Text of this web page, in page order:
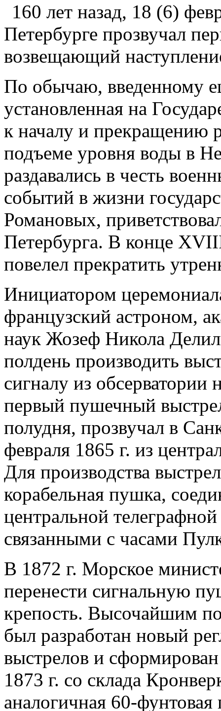
160 лет назад, 18 (6)
Петербурге прозвучал
возвещающий
По обычаю, введенному
установленная на
к началу и прекращению
подъеме уровня воды в
раздавались в честь
событий в жизни
Романовых,
Петербурга. В конце
повелел прекратить
Инициатором
французский астроном,
наук Жозеф Никола
полдень производить
сигналу из
первый пушечный
полудня, прозвучал в
февраля 1865 г. из
Для производства
корабельная пушка,
центральной
связанными с часами
В 1872 г. Морское
перенести сигнальную
крепость. Высочайшим
был разработан новый
выстрелов и
1873 г. со склада
аналогичная 60-